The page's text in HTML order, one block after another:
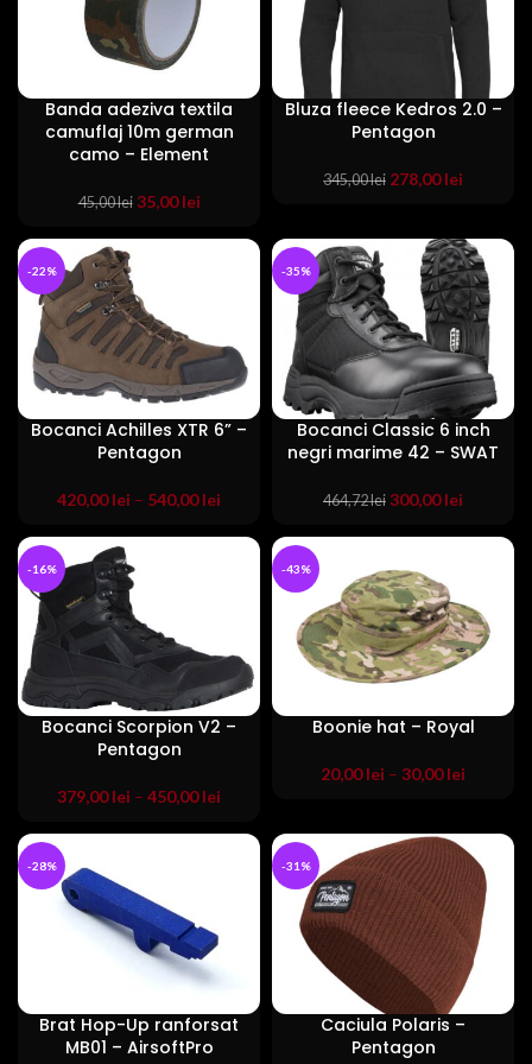
Banda adeziva textila
camuflaj 10m german
camo – Element
45,00lei Prețul
a
45,00 lei.
35,00leiPrețul
este:
Bluza fleece Kedros 2.0 –
Pentagon
345,00lei Prețul
fost:
345,00 lei.
278,00lei
278,00
-22%
Bocanci Achilles XTR 6” –
Pentagon
420,00lei – 540,00lei
-35%
Bocanci Classic 6 inch
negri marime 42 – SWAT
464,72lei Prețul
a
fost:
464,72 lei.
300,00lei
este:
-16%
Bocanci Scorpion V2 –
Pentagon
379,00lei – 450,00lei
-43%
Boonie hat – Royal
20,00lei – 30,00lei
-28%
Brat Hop-Up ranforsat
MB01 – AirsoftPro
-31%
Caciula Polaris –
Pentagon